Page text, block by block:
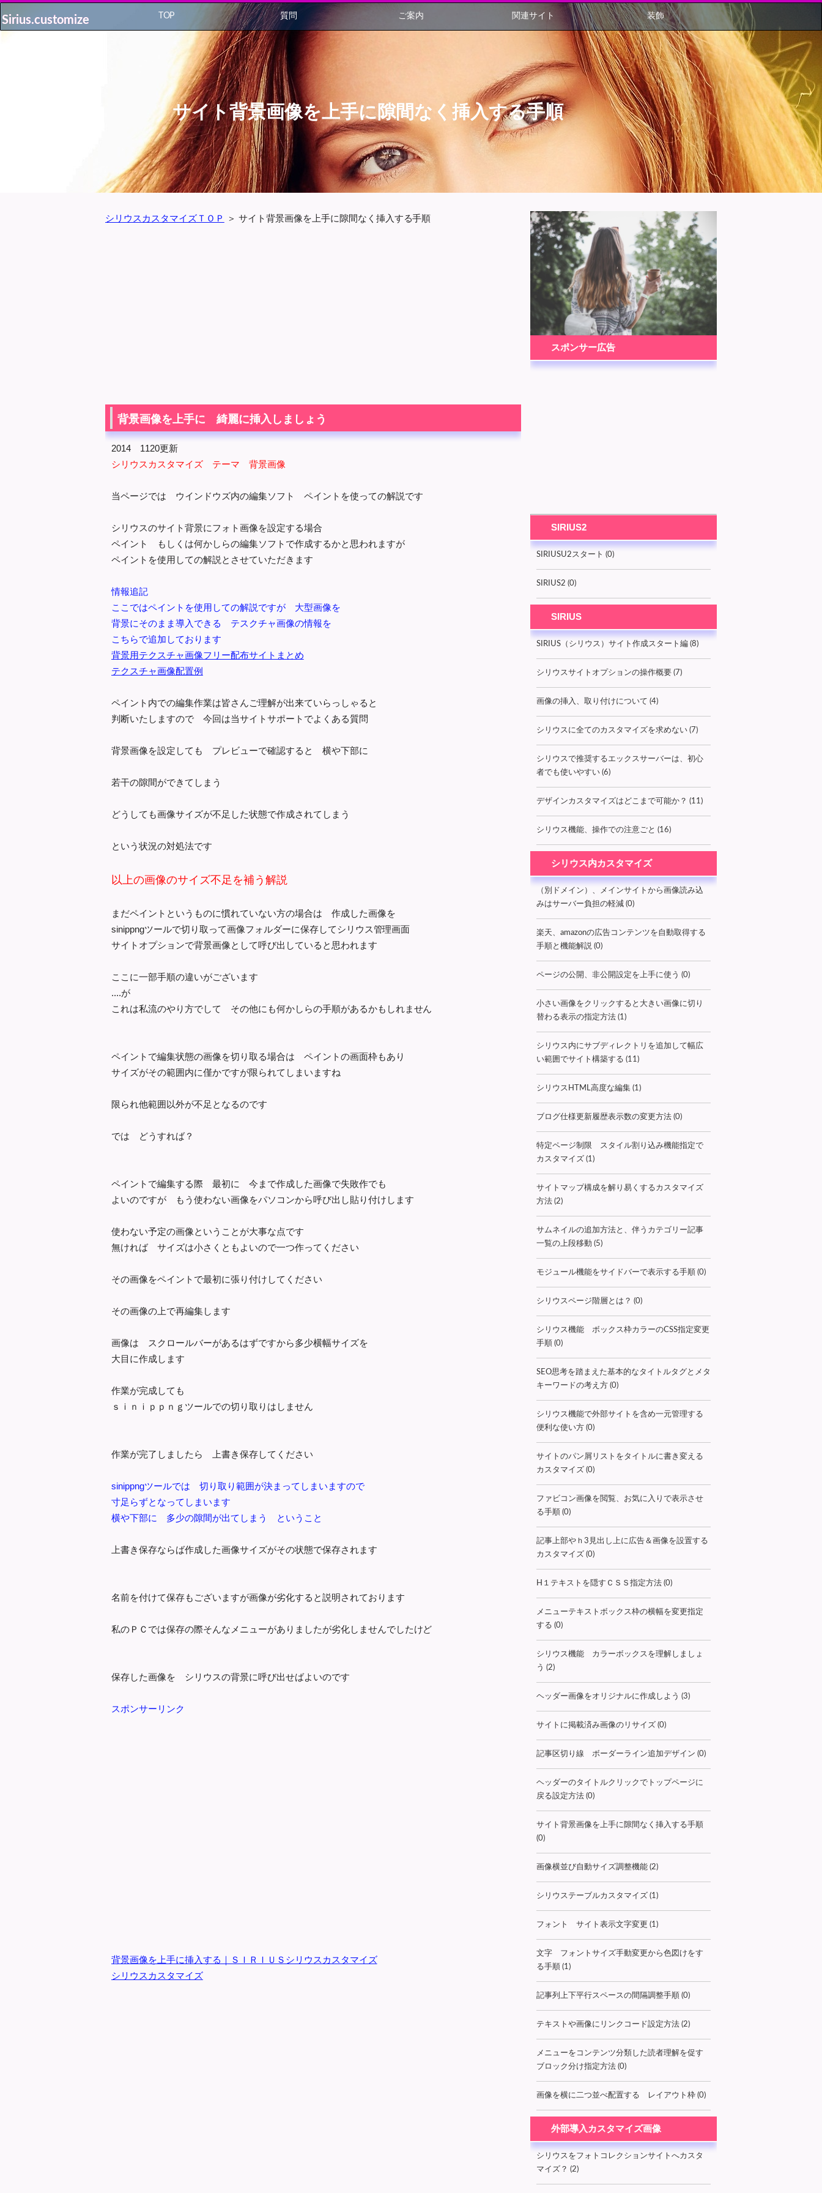
Sirius.customize TOP 質問 ご案内 関連サイト 装飾
Sirius.customize
サイト背景画像を上手に隙間なく挿入する手順
シリウスカスタマイズＴＯＰ ＞ サイト背景画像を上手に隙間なく挿入する手順
背景画像を上手に 綺麗に挿入しましょう
2014 1120更新
シリウスカスタマイズ テーマ 背景画像
当ページでは ウインドウズ内の編集ソフト ペイントを使っての解説です
シリウスのサイト背景にフォト画像を設定する場合
ペイント もしくは何かしらの編集ソフトで作成するかと思われますが
ペイントを使用しての解説とさせていただきます
情報追記
ここではペイントを使用しての解説ですが 大型画像を
背景にそのまま導入できる テスクチャ画像の情報を
こちらで追加しております
背景用テクスチャ画像フリー配布サイトまとめ
テクスチャ画像配置例
ペイント内での編集作業は皆さんご理解が出来ていらっしゃると
判断いたしますので 今回は当サイトサポートでよくある質問
背景画像を設定しても プレビューで確認すると 横や下部に
若干の隙間ができてしまう
どうしても画像サイズが不足した状態で作成されてしまう
という状況の対処法です
以上の画像のサイズ不足を補う解説
まだペイントというものに慣れていない方の場合は 作成した画像を
sinippngツールで切り取って画像フォルダーに保存してシリウス管理画面
サイトオプションで背景画像として呼び出していると思われます
ここに一部手順の違いがございます
....が
これは私流のやり方でして その他にも何かしらの手順があるかもしれません
ペイントで編集状態の画像を切り取る場合は ペイントの画面枠もあり
サイズがその範囲内に僅かですが限られてしまいますね
限られ他範囲以外が不足となるのです
では どうすれば？
ペイントで編集する際 最初に 今まで作成した画像で失敗作でも
よいのですが もう使わない画像をパソコンから呼び出し貼り付けします
使わない予定の画像ということが大事な点です
無ければ サイズは小さくともよいので一つ作ってください
その画像をペイントで最初に張り付けしてください
その画像の上で再編集します
画像は スクロールバーがあるはずですから多少横幅サイズを
大目に作成します
作業が完成しても
ｓｉｎｉｐｐｎｇツールでの切り取りはしません
作業が完了しましたら 上書き保存してください
sinippngツールでは 切り取り範囲が決まってしまいますので
寸足らずとなってしまいます
横や下部に 多少の隙間が出てしまう ということ
上書き保存ならば作成した画像サイズがその状態で保存されます
名前を付けて保存もございますが画像が劣化すると説明されております
私のＰＣでは保存の際そんなメニューがありましたが劣化しませんでしたけど
保存した画像を シリウスの背景に呼び出せばよいのです
スポンサーリンク
背景画像を上手に挿入する｜ＳＩＲＩＵＳシリウスカスタマイズ
シリウスカスタマイズ
スポンサー広告
SIRIUS2
SIRIUSU2スタート (0)
SIRIUS2 (0)
SIRIUS
SIRIUS（シリウス）サイト作成スタート編 (8)
シリウスサイトオプションの操作概要 (7)
画像の挿入、取り付けについて (4)
シリウスに全てのカスタマイズを求めない (7)
シリウスで推奨するエックスサーバーは、初心
者でも使いやすい (6)
デザインカスタマイズはどこまで可能か？ (11)
シリウス機能、操作での注意ごと (16)
シリウス内カスタマイズ
（別ドメイン）、メインサイトから画像読み込
みはサーバー負担の軽減 (0)
楽天、amazonの広告コンテンツを自動取得する
手順と機能解説 (0)
ページの公開、非公開設定を上手に使う (0)
小さい画像をクリックすると大きい画像に切り
替わる表示の指定方法 (1)
シリウス内にサブディレクトリを追加して幅広
い範囲でサイト構築する (11)
シリウスHTML高度な編集 (1)
ブログ仕様更新履歴表示数の変更方法 (0)
特定ページ制限 スタイル割り込み機能指定で
カスタマイズ (1)
サイトマップ構成を解り易くするカスタマイズ
方法 (2)
サムネイルの追加方法と、伴うカテゴリー記事
一覧の上段移動 (5)
モジュール機能をサイドバーで表示する手順 (0)
シリウスページ階層とは？ (0)
シリウス機能 ボックス枠カラーのCSS指定変更
手順 (0)
SEO思考を踏まえた基本的なタイトルタグとメタ
キーワードの考え方 (0)
シリウス機能で外部サイトを含め一元管理する
便利な使い方 (0)
サイトのパン屑リストをタイトルに書き変える
カスタマイズ (0)
ファビコン画像を閲覧、お気に入りで表示させ
る手順 (0)
記事上部やｈ3見出し上に広告＆画像を設置する
カスタマイズ (0)
H１テキストを隠すＣＳＳ指定方法 (0)
メニューテキストボックス枠の横幅を変更指定
する (0)
シリウス機能 カラーボックスを理解しましょ
う (2)
ヘッダー画像をオリジナルに作成しよう (3)
サイトに掲載済み画像のリサイズ (0)
記事区切り線 ボーダーライン追加デザイン (0)
ヘッダーのタイトルクリックでトップページに
戻る設定方法 (0)
サイト背景画像を上手に隙間なく挿入する手順
(0)
画像横並び自動サイズ調整機能 (2)
シリウステーブルカスタマイズ (1)
フォント サイト表示文字変更 (1)
文字 フォントサイズ手動変更から色図けをす
る手順 (1)
記事列上下平行スペースの間隔調整手順 (0)
テキストや画像にリンクコード設定方法 (2)
メニューをコンテンツ分類した読者理解を促す
ブロック分け指定方法 (0)
画像を横に二つ並べ配置する レイアウト枠 (0)
外部導入カスタマイズ画像
シリウスをフォトコレクションサイトへカスタ
マイズ？ (2)